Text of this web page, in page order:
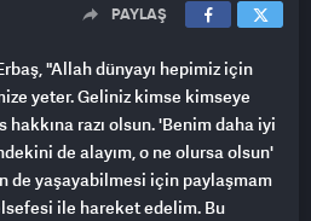
PAYLAŞ
"Allah dünyayı hepimiz için
yeter. Geliniz kimse kimseye
hakkına razı olsun. 'Benim daha iyi
de alayım, o ne olursa olsun'
de yaşayabilmesi için paylaşmam
ile hareket edelim. Bu